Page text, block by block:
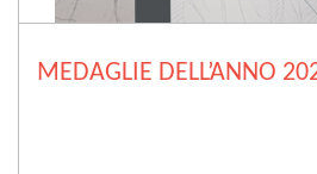
MEDAGLIE DELL’ANNO